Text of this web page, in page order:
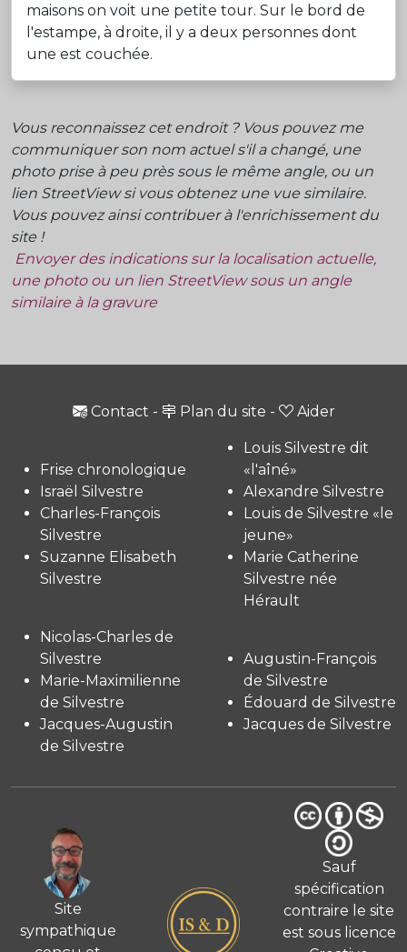
maisons on voit une petite tour. Sur le bord de
l'estampe, à droite, il y a deux personnes dont
une est couchée.
Vous reconnaissez cet endroit ? Vous pouvez me
communiquer son nom actuel s'il a changé, une
photo prise à peu près sous le même angle, ou un
lien StreetView si vous obtenez une vue similaire.
Vous pouvez ainsi contribuer à l'enrichissement du
site !
Envoyer des indications sur la localisation actuelle,
une photo ou un lien StreetView sous un angle
similaire à la gravure
Contact - Plan du site - Aider
Frise chronologique
Israël Silvestre
Charles-François
Silvestre
Suzanne Elisabeth
Silvestre
Louis Silvestre dit
«l'aîné»
Alexandre Silvestre
Louis de Silvestre «le
jeune»
Marie Catherine
Silvestre née
Hérault
Nicolas-Charles de
Silvestre
Marie-Maximilienne
de Silvestre
Jacques-Augustin
de Silvestre
Augustin-François
de Silvestre
Édouard de Silvestre
Jacques de Silvestre
Site
sympathique
Sauf
spécification
contraire le site
est sous licence